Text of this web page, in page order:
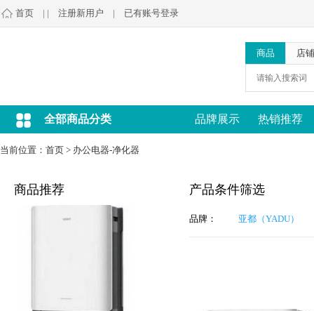
首页 | | 注册新用户 | 已有账号登录
商品 店铺
全部商品分类 品牌展示 热销推荐
当前位置： 首页 > 办公电器-净化器
商品推荐 产品条件筛选
品牌： 亚都（YADU）